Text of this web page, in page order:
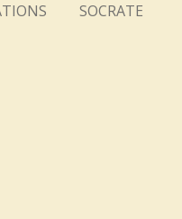
SOCRATE